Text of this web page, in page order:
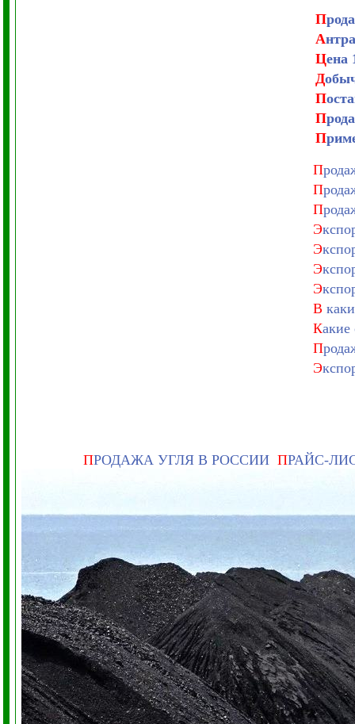
П
А
Цена
Д
П
П
П
П
П
П
Э
Э
Э
Э
В
Какие
П
Э
ПРОДАЖА УГЛЯ В РОССИИ ПРАЙС-